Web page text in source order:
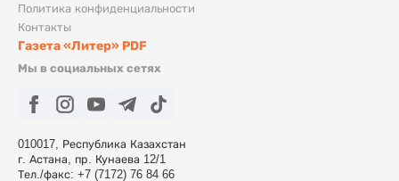
Политика конфиденциальности
Контакты
Газета «Литер» PDF
Мы в социальных сетях
010017, Республика Казахстан
г. Астана, пр. Кунаева 12/1
Тел./факс: +7 (7172) 76 84 66